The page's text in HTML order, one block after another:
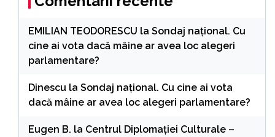
EMILIAN TEODORESCU la Sondaj național. Cu
cine ai vota dacă mâine ar avea loc alegeri
parlamentare?
Dinescu la Sondaj național. Cu cine ai vota
dacă mâine ar avea loc alegeri parlamentare?
Eugen B. la Centrul Diplomației Culturale –